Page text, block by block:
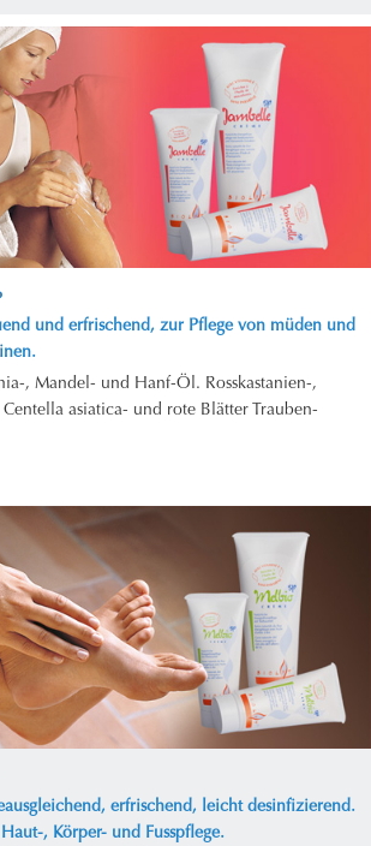
und erfrischend, zur Pflege von müden und
, Mandel- und Hanf-Öl. Rosskastanien-,
asiatica- und rote Blätter Trauben-
erfrischend, leicht desinfizierend.
Haut-, Körper- und Fusspflege.